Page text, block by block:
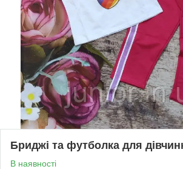
Бриджі та футболка для
В наявності